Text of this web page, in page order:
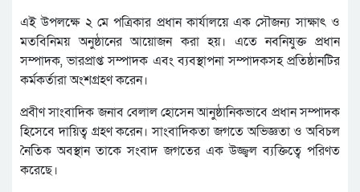
এই উপলক্ষে ২ মে পত্রিকার প্রধান কার্যালয়ে এক সৌজন্য সাক্ষাৎ ও
মতবিনিময় অনুষ্ঠানের আয়োজন করা হয়। এতে নবনিযুক্ত প্রধান
সম্পাদক, ভারপ্রাপ্ত সম্পাদক এবং ব্যবস্থাপনা সম্পাদকসহ প্রতিষ্ঠানটির
কর্মকর্তারা অংশগ্রহণ করেন।
প্রবীণ সাংবাদিক জনাব বেলাল হোসেন আনুষ্ঠানিকভাবে প্রধান সম্পাদক
হিসেবে দায়িত্ব গ্রহণ করেন। সাংবাদিকতা জগতে অভিজ্ঞতা ও অবিচল
নৈতিক অবস্থান তাকে সংবাদ জগতের এক উজ্জ্বল ব্যক্তিত্বে পরিণত
করেছে।